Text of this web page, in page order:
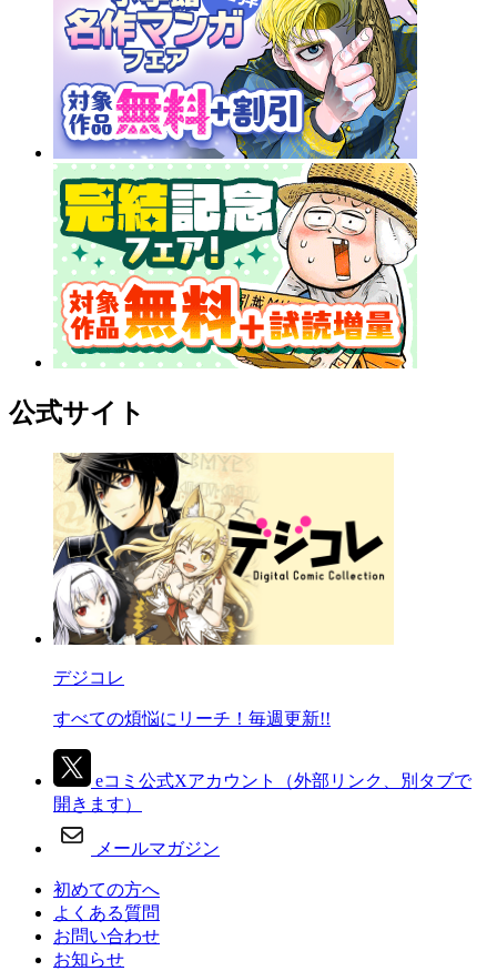
公式サイト
デジコレ
すべての煩悩にリーチ！毎週更新!!
eコミ公式Xアカウント
（外部リンク、別タブで
開きます）
メールマガジン
初めての方へ
よくある質問
お問い合わせ
お知らせ